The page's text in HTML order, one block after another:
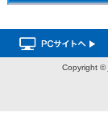
Copyright ©